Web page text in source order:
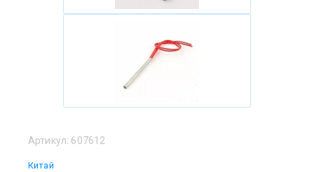
Артикул: 607612
Китай